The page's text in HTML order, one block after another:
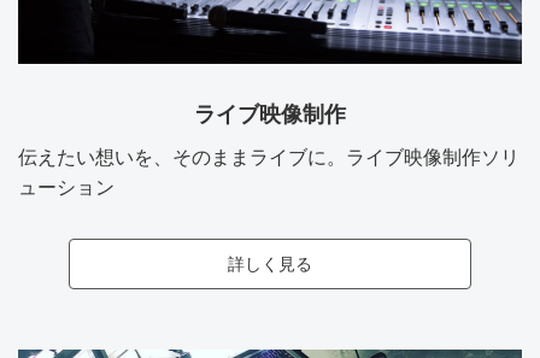
ライブ映像制作
伝えたい想いを、そのままライブに。ライブ映像制作ソリ
ューション
詳しく見る